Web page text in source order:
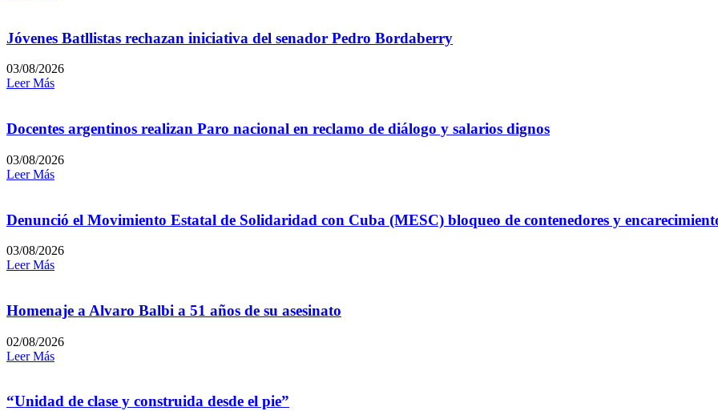
Jóvenes Batllistas rechazan iniciativa del senador Pedro Bordaberry
03/08/2026
Leer Más
Docentes argentinos realizan Paro nacional en reclamo de diálogo y salarios dignos
03/08/2026
Leer Más
Denunció el Movimiento Estatal de Solidaridad con Cuba (MESC) bloqueo de contenedores y
03/08/2026
Leer Más
Homenaje a Alvaro Balbi a 51 años de su asesinato
02/08/2026
Leer Más
“Unidad de clase y construida desde el pie”